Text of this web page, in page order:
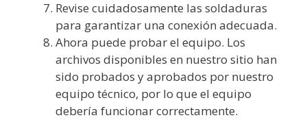
Revise cuidadosamente las soldaduras
para garantizar una conexión adecuada.
Ahora puede probar el equipo. Los
archivos disponibles en nuestro sitio han
sido probados y aprobados por nuestro
equipo técnico, por lo que el equipo
debería funcionar correctamente.